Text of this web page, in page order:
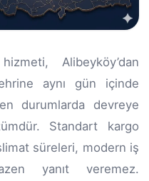
Alibeyköy’dan
aynı gün içinde
durumlarda devreye
Standart kargo
süreleri, modern iş
yanıt veremez.